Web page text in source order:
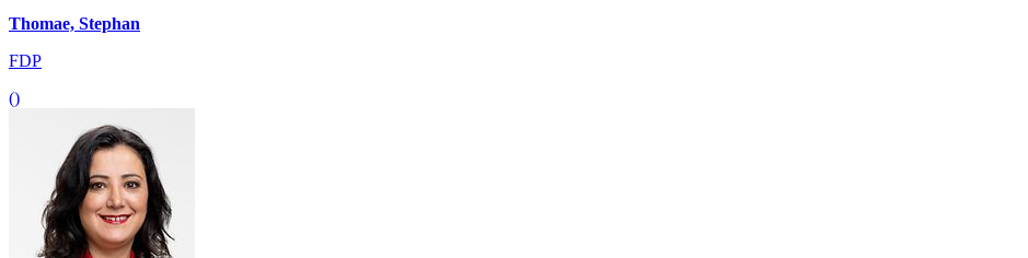
Thomae, Stephan
FDP
()